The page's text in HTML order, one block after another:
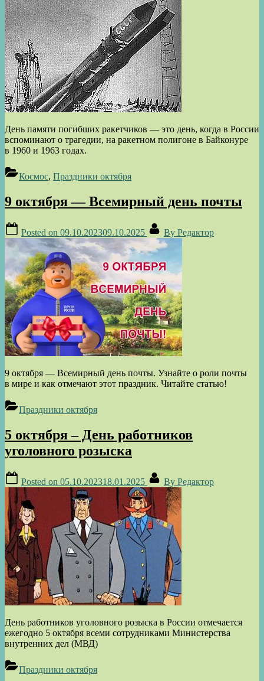
День памяти погибших ракетчиков — это день, когда в России
вспоминают о трагедии, на ракетном полигоне в Байконуре
в 1960 и 1963 годах.
Космос, Праздники октября
9 октября — Всемирный день почты
Posted on 09.10.202309.10.2025 By Редактор
9 октября — Всемирный день почты. Узнайте о роли почты
в мире и как отмечают этот праздник. Читайте статью!
Праздники октября
5 октября – День работников
уголовного розыска
Posted on 05.10.202318.01.2025 By Редактор
День работников уголовного розыска в России отмечается
ежегодно 5 октября всеми сотрудниками Министерства
внутренних дел (МВД)
Праздники октября